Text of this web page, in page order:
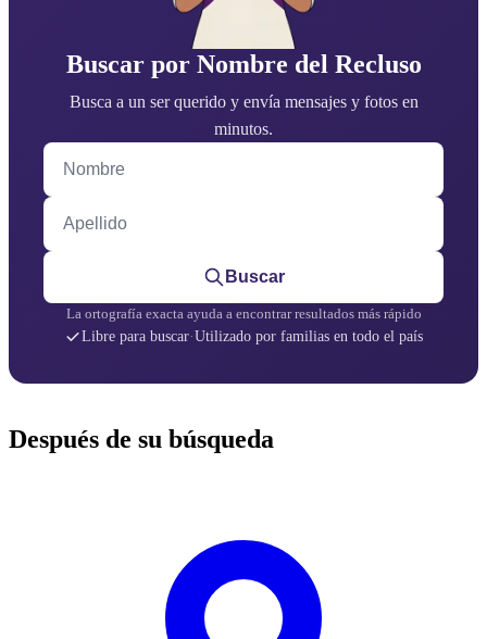
Buscar por Nombre del Recluso
Busca a un ser querido y envía mensajes y fotos en
minutos.
Nombre
Apellido
Buscar
La ortografía exacta ayuda a encontrar resultados más rápido
Libre para buscar·Utilizado por familias en todo el país
Después de su búsqueda